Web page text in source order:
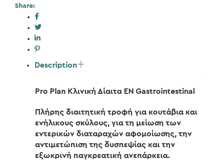
Share:
Description
Pro Plan Κλινική Δίαιτα EN Gastrointestinal
Πλήρης διαιτητική τροφή για κουτάβια και
ενήλικους σκύλους, για τη μείωση των
εντερικών διαταραχών αφομοίωσης, την
αντιμετώπιση της δυσπεψίας και την
εξωκρινή παγκρεατική ανεπάρκεια.